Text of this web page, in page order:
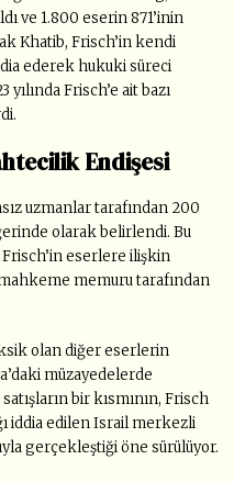
ve 1.800 eserin 871’inin
Khatib, Frisch’in kendi
ederek hukuki süreci
Frisch’e ait bazı
Endişesi
uzmanlar tarafından 200
olarak belirlendi. Bu
eserlere ilişkin
memuru tarafından
olan diğer eserlerin
müzayedelerde
bir kısmının, Frisch
iddia edilen Israil merkezli
gerçekleştiği öne sürülüyor.